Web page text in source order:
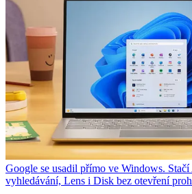
Google se usadil přímo ve Windows.
vyhledávání, Lens i Disk bez otevření